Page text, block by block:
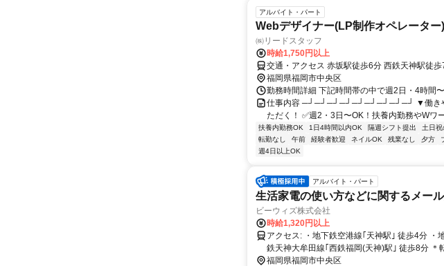
アルバイト・パート
Webデザイナー(LP制作オペレーター)
㈱リードスタッフ
時給1,750円以上
交通・アクセス 赤坂駅徒歩6分 西鉄天神駅徒歩
福岡県福岡市中央区
勤務時間詳細 下記時間帯の中で週2日・4時間
仕事内容 ─┘─┘─┘─┘─┘─┘─┘─┘─┘ ▼働きや
ただく！ ✅週2・3日〜OK！扶養内勤務やWワ
扶養内勤務OK 1日4時間以内OK 隔週シフト提出 土日
転勤なし
午前 経験者歓迎 ネイルOK 残業なし 夕方
週4日以上OK
アルバイト・パート
生活家電の使い方などに関するメー
ビーウィズ株式会社
時給1,320円以上
アクセス: ・地下鉄空港線｢天神駅｣ 徒歩4分 ・地下鉄空港線｢赤坂駅｣ 徒歩6分 ・西
鉄天神大牟田線｢西鉄福岡(天神)駅｣ 徒歩8分 ＊
福岡県福岡市中央区